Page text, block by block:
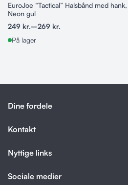
EuroJoe “Tactical” Halsbånd med hank,
Neon gul
249 kr.–269 kr.
På lager
Dine fordele
Kontakt
Nyttige links
Sociale medier